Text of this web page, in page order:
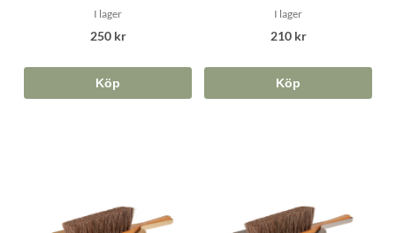
I lager
250 kr
Köp
I lager
210 kr
Köp